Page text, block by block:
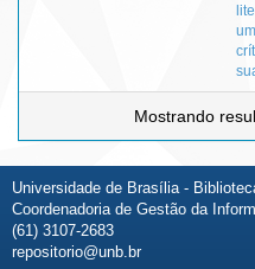
Mostrando
Universidade de Brasília -
Coordenadoria de Gestão da
(61) 3107-2683
repositorio@unb.br